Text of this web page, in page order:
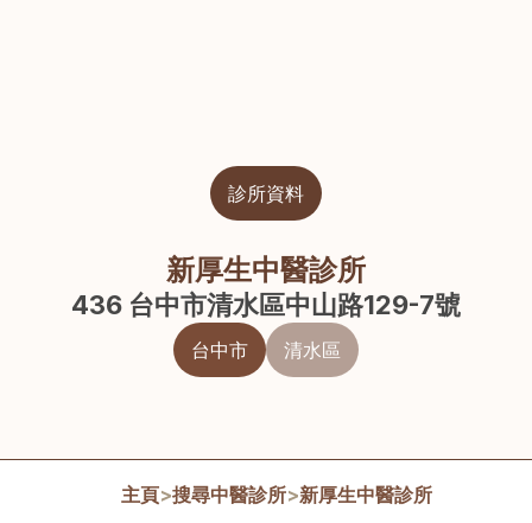
診所資料
新厚生中醫診所
436 台中市清水區中山路129-7號
台中市 清水區
主頁>搜尋中醫診所>新厚生中醫診所